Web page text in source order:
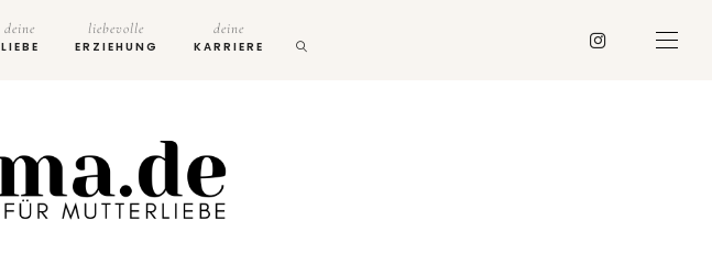
deine
LIEBE
liebevolle
ERZIEHUNG
deine
KARRIERE